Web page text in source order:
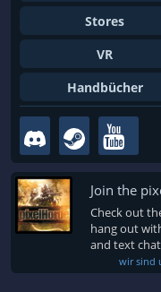
Stores
VR
Handbücher
Join the
Check out
hang out
and text
wir sind